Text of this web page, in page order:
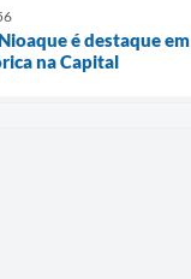
é destaque em
na Capital